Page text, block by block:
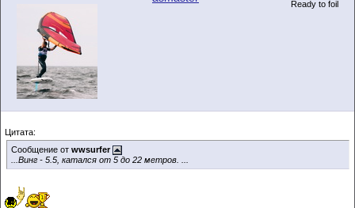
Ready to foil
Цитата:
Сообщение от wwsurfer
...Винг - 5.5, катался от 5 до 22 метров. ...